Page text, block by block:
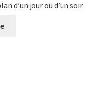
d’un jour ou d’un soir